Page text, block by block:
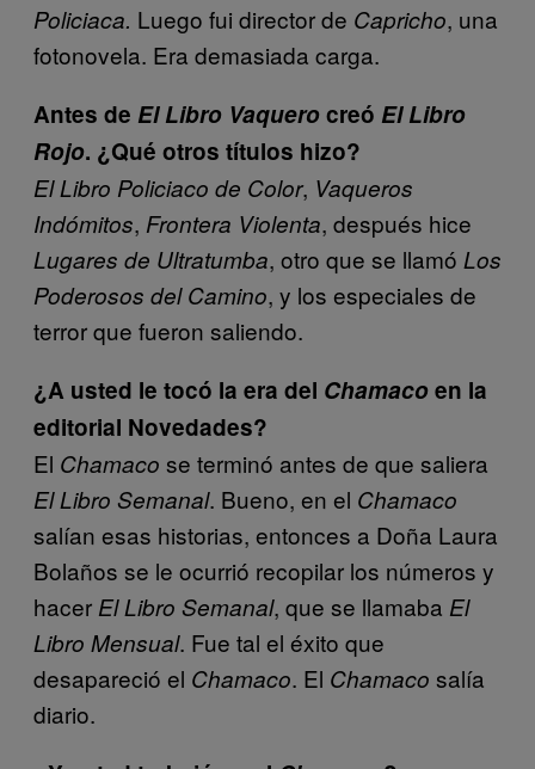
Policiaca. Luego fui director de Capricho, una
fotonovela. Era demasiada carga.
Antes de El Libro Vaquerocreó El Libro
Rojo. ¿Qué otros títulos hizo?
El Libro Policiaco de Color, Vaqueros
Indómitos, Frontera Violenta, después hice
Lugares de Ultratumba, otro que se llamó Los
Poderosos del Camino, y los especiales de
terror que fueron saliendo.
¿A usted le tocó la era del Chamacoen la
editorial Novedades?
El Chamaco se terminó antes de que saliera
El Libro Semanal. Bueno, en el Chamaco
salían esas historias, entonces a Doña Laura
Bolaños se le ocurrió recopilar los números y
hacer El Libro Semanal, que se llamaba El
Libro Mensual. Fue tal el éxito que
desapareció el Chamaco. El Chamaco salía
diario.